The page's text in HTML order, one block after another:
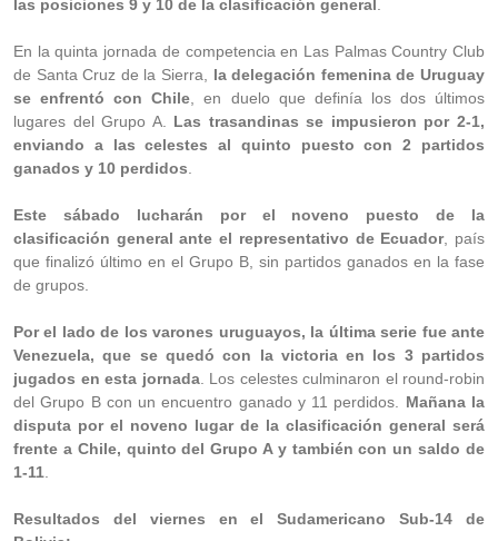
las posiciones 9 y 10 de la clasificación general
En la quinta jornada de competencia en Las Palmas Country Club
de Santa Cruz de la Sierra, la delegación femenina de Uruguay
se enfrentó con Chile , en duelo que definía los dos últimos
lugares del Grupo A. Las trasandinas se impusieron por 2-1,
enviando a las celestes al quinto puesto con 2 partidos
ganados y 10 perdidos
Este sábado lucharán por el noveno puesto de la
clasificación general ante el representativo de Ecuador, país
que finalizó último en el Grupo B, sin partidos ganados en la fase
de grupos.
Por el lado de los varones uruguayos, la última serie fue ante
Venezuela, que se quedó con la victoria en los 3 partidos
jugados en esta jornada. Los celestes culminaron el round-robin
del Grupo B con un encuentro ganado y 11 perdidos. Mañana la
disputa por el noveno lugar de la clasificación general será
frente a Chile, quinto del Grupo A y también con un saldo de
1-11
Resultados del viernes en el Sudamericano Sub-14 de